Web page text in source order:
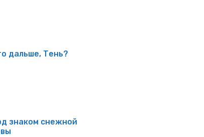
дальше, Тень?
знаком снежной